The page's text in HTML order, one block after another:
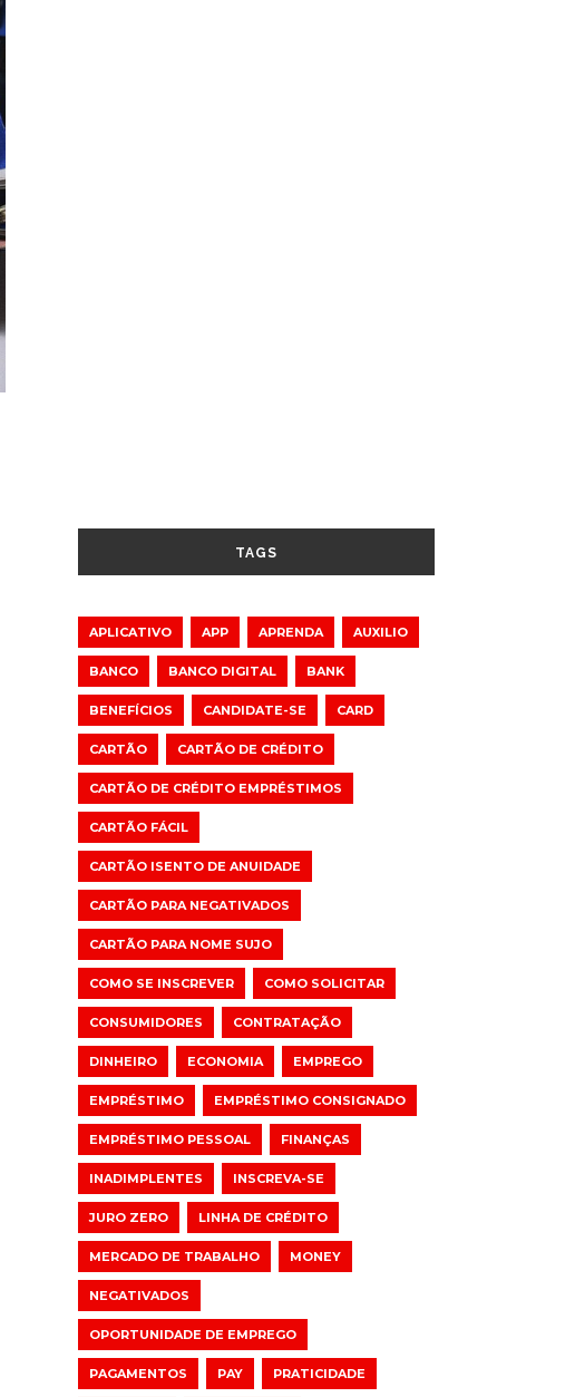
TAGS
APLICATIVO APP APRENDA AUXILIO
BANCO BANCO DIGITAL BANK
BENEFÍCIOS CANDIDATE-SE CARD
CARTÃO CARTÃO DE CRÉDITO
CARTÃO DE CRÉDITO EMPRÉSTIMOS
CARTÃO FÁCIL
CARTÃO ISENTO DE ANUIDADE
CARTÃO PARA NEGATIVADOS
CARTÃO PARA NOME SUJO
COMO SE INSCREVER COMO SOLICITAR
CONSUMIDORES CONTRATAÇÃO
DINHEIRO ECONOMIA EMPREGO
EMPRÉSTIMO EMPRÉSTIMO CONSIGNADO
EMPRÉSTIMO PESSOAL FINANÇAS
INADIMPLENTES INSCREVA-SE
JURO ZERO LINHA DE CRÉDITO
MERCADO DE TRABALHO MONEY
NEGATIVADOS
OPORTUNIDADE DE EMPREGO
PAGAMENTOS PAY PRATICIDADE